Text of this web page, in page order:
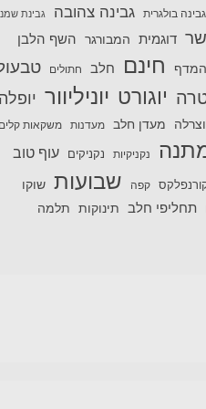
גבינה בולגרית גבינה צהובה גבינת
דוגמית המבורגר השף הלבן
חינם חלב חתולים
יוגורט יוניליוור
מעדן חלב מעדנות משקאות
נקניקיות נקניקים עוף טוב
קפה שבועות שוקו
תחליפי חלב תינוקות תלמה